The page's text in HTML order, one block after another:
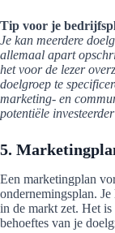
Tip voor je
Je kan meerdere
allemaal apart
het voor de lezer
doelgroep te
marketing- en
potentiële
5.
Een marketingplan
ondernemingsplan.
in de markt zet. Het
behoeftes van je